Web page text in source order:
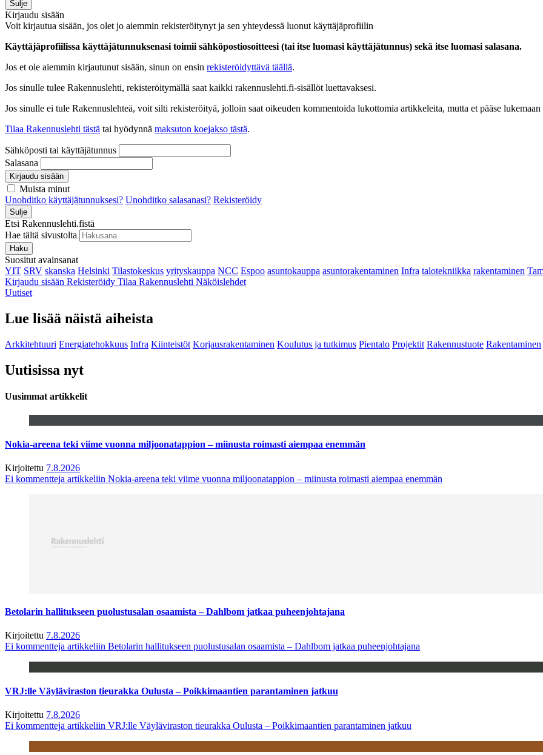
Sulje
Kirjaudu sisään
Voit kirjautua sisään, jos olet jo aiemmin rekisteröitynyt ja sen yhteydessä luonut käyttäjäprofiilin
Käyttäjäprofiilissa käyttäjätunnuksenasi toimii sähköpostiosoitteesi (tai itse luomasi käyttäjätunnus) sekä itse luomasi salasana.
Jos et ole aiemmin kirjautunut sisään, sinun on ensin rekisteröidyttävä täällä.
Jos sinulle tulee Rakennuslehti, rekisteröitymällä saat kaikki rakennuslehti.fi-sisällöt luettavaksesi.
Jos sinulle ei tule Rakennuslehteä, voit silti rekisteröityä, jolloin saat oikeuden kommentoida lukottomia artikkeleita, mutta et pääse
Tilaa Rakennuslehti tästä tai hyödynnä maksuton koejakso tästä.
Sähköposti tai käyttäjätunnus
Salasana
Kirjaudu sisään
Muista minut
Unohditko käyttäjätunnuksesi? Unohditko salasanasi? Rekisteröidy
Sulje
Etsi Rakennuslehti.fistä
Hae tältä sivustolta
Haku
Suositut avainsanat
YIT SRV skanska Helsinki Tilastokeskus yrityskauppa NCC Espoo asuntokauppa asuntorakentaminen Infra talotekniikka rakentaminen
Kirjaudu sisään Rekisteröidy Tilaa Rakennuslehti Näköislehdet
Uutiset
Lue lisää näistä aiheista
Arkkitehtuuri Energiatehokkuus Infra Kiinteistöt Korjausrakentaminen Koulutus ja tutkimus Pientalo Projektit Rakennustuote Rakentaminen
Uutisissa nyt
Uusimmat artikkelit
Nokia-areena teki viime vuonna miljoonatappion – miinusta roimasti aiempaa enemmän
Kirjoitettu 7.8.2026
Ei kommentteja artikkeliin Nokia-areena teki viime vuonna miljoonatappion – miinusta roimasti aiempaa enemmän
Betolarin hallitukseen puolustusalan osaamista – Dahlbom jatkaa puheenjohtajana
Kirjoitettu 7.8.2026
Ei kommentteja artikkeliin Betolarin hallitukseen puolustusalan osaamista – Dahlbom jatkaa puheenjohtajana
VRJ:lle Väyläviraston tieurakka Oulusta – Poikkimaantien parantaminen jatkuu
Kirjoitettu 7.8.2026
Ei kommentteja artikkeliin VRJ:lle Väyläviraston tieurakka Oulusta – Poikkimaantien parantaminen jatkuu